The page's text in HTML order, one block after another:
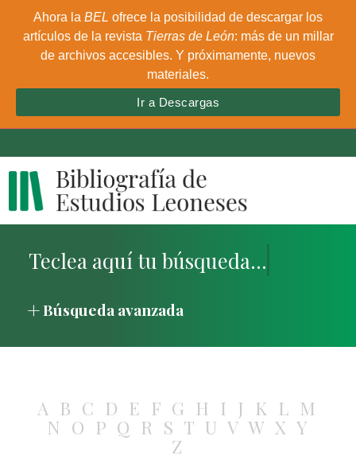
Búsqueda avanzada
A B C D E F G H I J K L M
N O P Q R S T U V W X Y
Z
Ahora la BEL ofrece la posibilidad de descargar los
artículos de la revista Tierras de León: más de un millar
de archivos accesibles. Y próximamente, nuevos
materiales.
Ir a Descargas